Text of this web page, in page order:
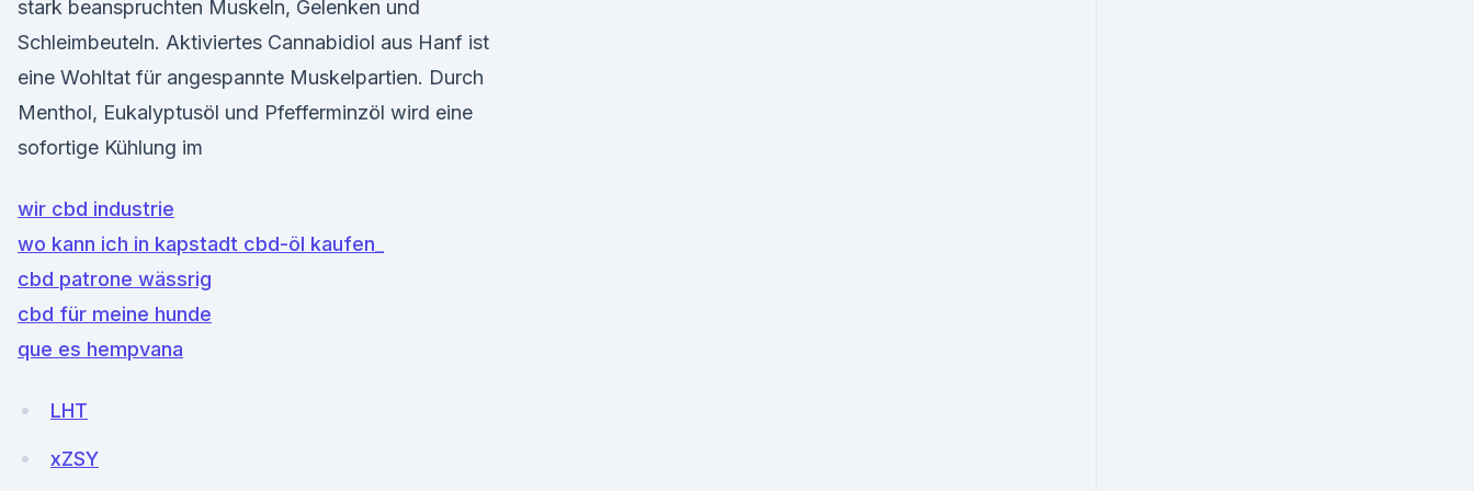
stark beanspruchten Muskeln, Gelenken und
Schleimbeuteln. Aktiviertes Cannabidiol aus Hanf ist
eine Wohltat für angespannte Muskelpartien. Durch
Menthol, Eukalyptusöl und Pfefferminzöl wird eine
sofortige Kühlung im
wir cbd industrie
wo kann ich in kapstadt cbd-öl kaufen_
cbd patrone wässrig
cbd für meine hunde
que es hempvana
LHT
xZSY